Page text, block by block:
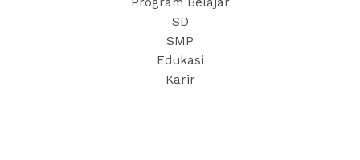
SD
SMP
Edukasi
Karir